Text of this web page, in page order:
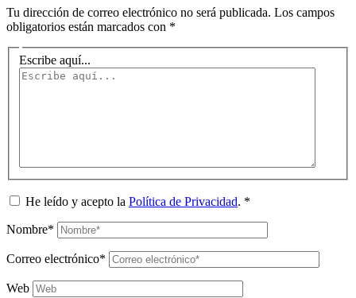
Tu dirección de correo electrónico no será publicada. Los campos
obligatorios están marcados con *
Escribe aquí...
He leído y acepto la Política de Privacidad. *
Nombre*
Correo electrónico*
Web